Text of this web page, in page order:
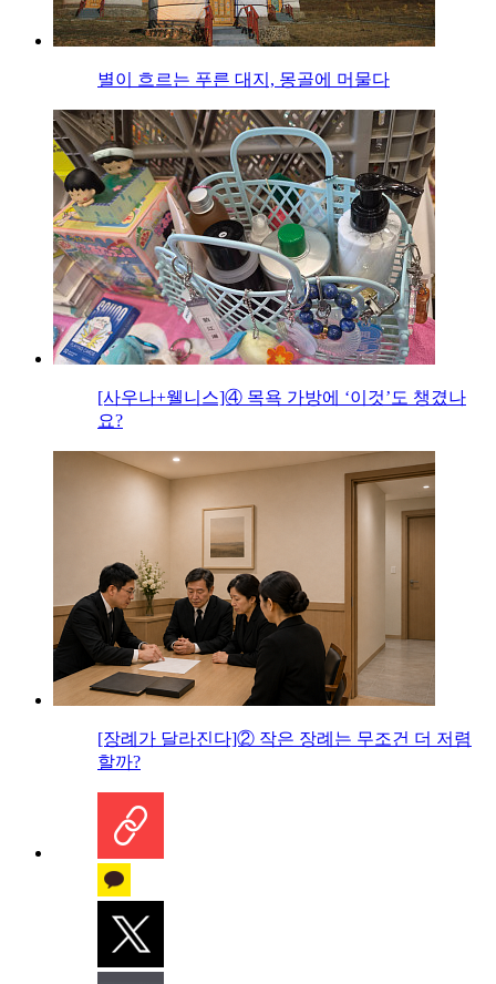
별이 흐르는 푸른 대지, 몽골에 머물다
[사우나+웰니스]④ 목욕 가방에 ‘이것’도 챙겼나
요?
[장례가 달라진다]② 작은 장례는 무조건 더 저렴
할까?